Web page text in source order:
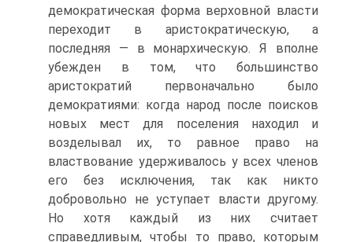
демократическая форма верховной власти
переходит в аристократическую, а
последняя — в монархическую. Я вполне
убежден в том, что большинство
аристократий первоначально было
демократиями: когда народ после поисков
новых мест для поселения находил и
возделывал их, то равное право на
властвование удерживалось у всех членов
его без исключения, так как никто
добровольно не уступает власти другому.
Но хотя каждый из них считает
справедливым, чтобы то право, которым